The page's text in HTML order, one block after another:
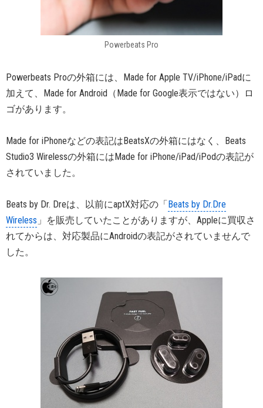
Powerbeats Pro
Powerbeats Proの外箱には、Made for Apple TV/iPhone/iPadに
加えて、Made for Android（Made for Google表示ではない）ロ
ゴがあります。
Made for iPhoneなどの表記はBeatsXの外箱にはなく、Beats
Studio3 Wirelessの外箱にはMade for iPhone/iPad/iPodの表記が
されていました。
Beats by Dr. Dreは、以前にaptX対応の「Beats by Dr.Dre
Wireless 」を販売していたことがありますが、Appleに買収さ
れてからは、対応製品にAndroidの表記がされていませんで
した。